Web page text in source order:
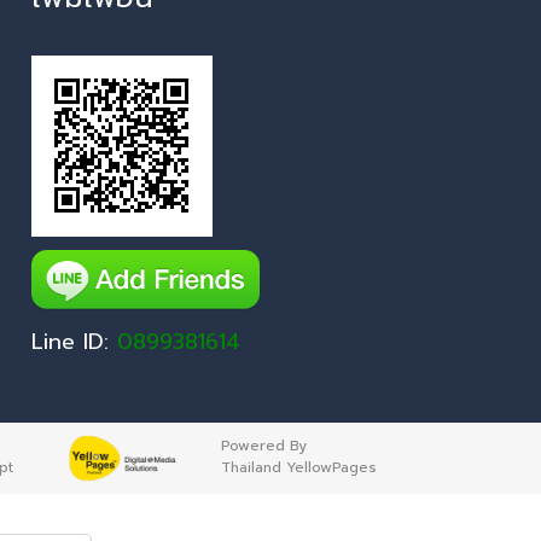
Line ID: 0899381614
Powered By
Thailand YellowPages